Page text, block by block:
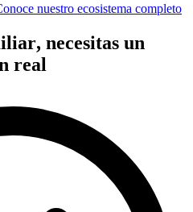
nuestro ecosistema completo
iliar, necesitas un
real